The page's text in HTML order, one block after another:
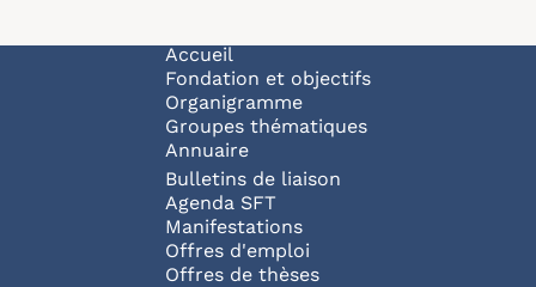
Navigation principale
Accueil
Fondation et objectifs
Organigramme
Groupes thématiques
Annuaire
Bulletins de liaison
Agenda SFT
Manifestations
Offres d'emploi
Offres de thèses